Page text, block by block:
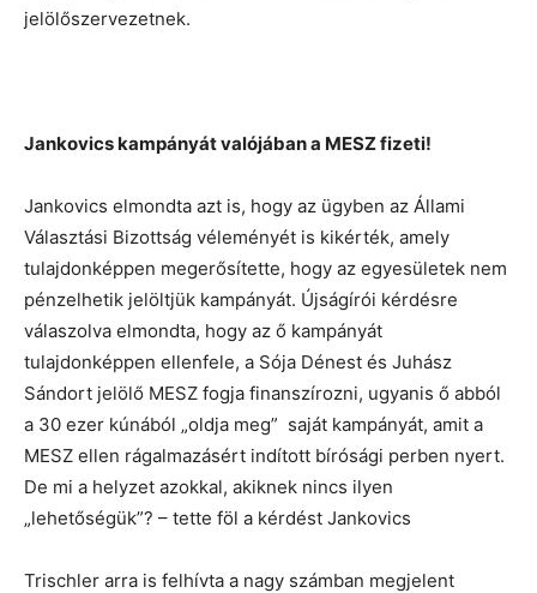
jelölőszervezetnek.
Jankovics kampányát valójában a MESZ fizeti!
Jankovics elmondta azt is, hogy az ügyben az Állami
Választási Bizottság véleményét is kikérték, amely
tulajdonképpen megerősítette, hogy az egyesületek nem
pénzelhetik jelöltjük kampányát. Újságírói kérdésre
válaszolva elmondta, hogy az ő kampányát
tulajdonképpen ellenfele, a Sója Dénest és Juhász
Sándort jelölő MESZ fogja finanszírozni, ugyanis ő abból
a 30 ezer kúnából „oldja meg” saját kampányát, amit a
MESZ ellen rágalmazásért indított bírósági perben nyert.
De mi a helyzet azokkal, akiknek nincs ilyen
„lehetőségük”? – tette föl a kérdést Jankovics
Trischler arra is felhívta a nagy számban megjelent